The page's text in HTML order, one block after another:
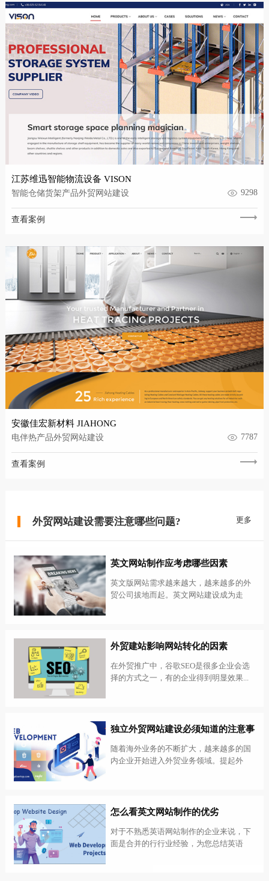
江苏维迅智能物流设备 VISON
智能仓储货架产品外贸网站建设 9298
查看案例
安徽佳宏新材料 JIAHONG
电伴热产品外贸网站建设 7787
查看案例
外贸网站建设需要注意哪些问题? 更多
英文网站制作应考虑哪些因素
英文版网站需求越来越大，越来越多的外
贸公司拔地而起。英文网站建设成为走
外贸建站影响网站转化的因素
在外贸推广中，谷歌SEO是很多企业会选
择的方式之一，有的企业得到明显效果...
独立外贸网站建设必须知道的注意事
项
随着海外业务的不断扩大，越来越多的国
内企业开始进入外贸业务领域。提起外
怎么看英文网站制作的优劣
对于不熟悉英语网站制作的企业来说，下
面是合并的行行业经验，为您总结英语